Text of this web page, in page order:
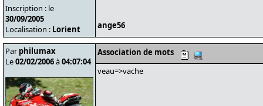
Inscription : le
30/09/2005
Localisation : Lorient ange56
Par philumax
Le02/02/2006à04:07:04
Association de mots
veau=>vache